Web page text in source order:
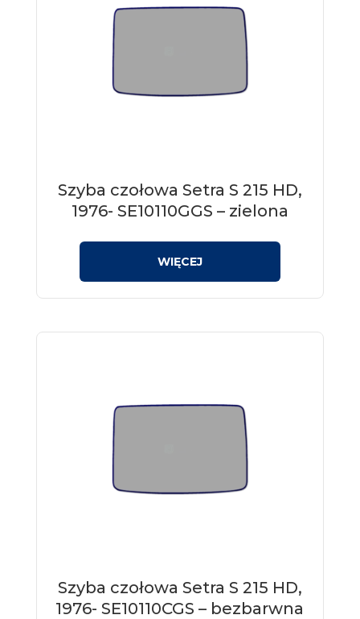
Szyba czołowa Setra S 215 HD,
1976- SE10110GGS – zielona
Szyba czołowa Setra S 215 HD,
1976- SE10110CGS – bezbarwna